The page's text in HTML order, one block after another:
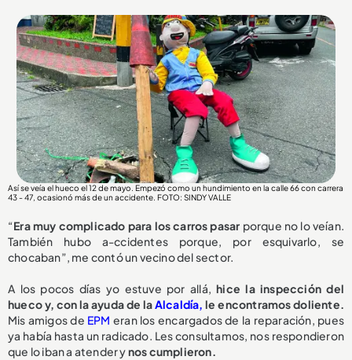
Así se veía el hueco el 12 de mayo. Empezó como un hundimiento en la calle 66 con carrera
43 - 47, ocasionó más de un accidente. FOTO: SINDY VALLE
“Era muy complicado para los carros pasar porque no lo veían.
También hubo a-ccidentes porque, por esquivarlo, se
chocaban”, me contó un vecino del sector.
A los pocos días yo estuve por allá,hice la inspección del
hueco y, con la ayuda de laAlcaldía, le encontramos doliente.
Mis amigos de EPM eran los encargados de la reparación, pues
ya había hasta un radicado. Les consultamos, nos respondieron
que lo iban a atender ynos cumplieron.